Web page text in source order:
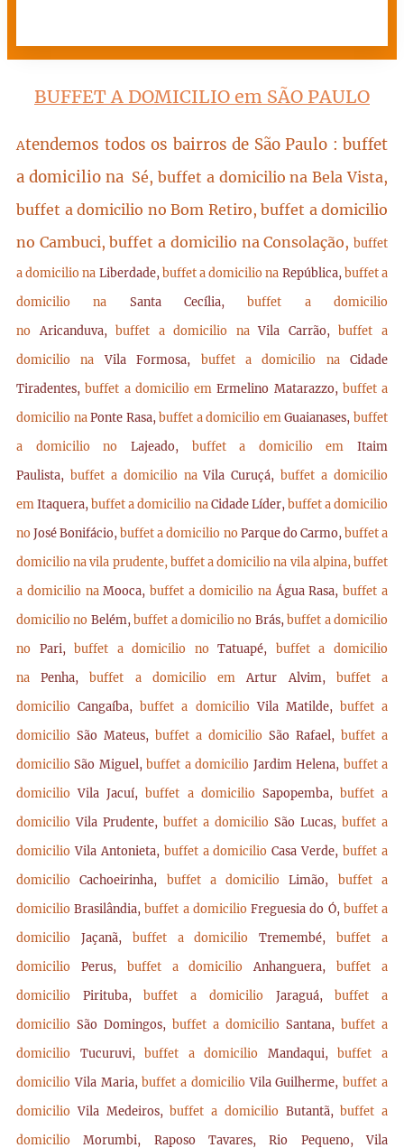
BUFFET A DOMICILIO em SÃO PAULO
Atendemos todos os bairros de São Paulo : buffet
a domicilio na Sé, buffet a domicilio na Bela Vista,
buffet a domicilio no Bom Retiro, buffet a domicilio
no Cambuci, buffet a domicilio na Consolação, buffet
a domicilio na Liberdade, buffet a domicilio na República, buffet a
domicilio na Santa Cecília,buffet a domicilio
no Aricanduva,buffet a domicilio naVila Carrão,buffet a
domicilio naVila Formosa, buffet a domicilio na Cidade
Tiradentes,buffet a domicilio emErmelino Matarazzo, buffet a
domicilio naPonte Rasa,buffet a domicilio emGuaianases,buffet
a domicilio no Lajeado, buffet a domicilio em Itaim
Paulista, buffet a domicilio naVila Curuçá,buffet a domicilio
emItaquera,buffet a domicilio na Cidade Líder, buffet a domicilio
noJosé Bonifácio,buffet a domicilio noParque do Carmo, buffet a
domicilio na vila prudente, buffet a domicilio na vila alpina, buffet
a domicilio naMooca,buffet a domicilio na Água Rasa,buffet a
domicilio no Belém,buffet a domicilio no Brás,buffet a domicilio
no Pari,buffet a domicilio noTatuapé, buffet a domicilio
naPenha,buffet a domicilio emArtur Alvim, buffet a
domicilioCangaíba,buffet a domicilioVila Matilde, buffet a
domicilio São Mateus, buffet a domicilio São Rafael, buffet a
domicilioSão Miguel,buffet a domicilio Jardim Helena, buffet a
domicilioVila Jacuí,buffet a domicilio Sapopemba, buffet a
domicilioVila Prudente, buffet a domicilio São Lucas, buffet a
domicilioVila Antonieta, buffet a domicilioCasa Verde,buffet a
domicilioCachoeirinha, buffet a domicilioLimão, buffet a
domicilioBrasilândia,buffet a domicilioFreguesia do Ó, buffet a
domicilio Jaçanã, buffet a domicilioTremembé,buffet a
domicilio Perus, buffet a domicilioAnhanguera,buffet a
domicilio Pirituba,buffet a domicilio Jaraguá,buffet a
domicilio São Domingos, buffet a domicilio Santana, buffet a
domicilio Tucuruvi,buffet a domicilio Mandaqui,buffet a
domicilioVila Maria,buffet a domicilioVila Guilherme,buffet a
domicilioVila Medeiros,buffet a domicilio Butantã,buffet a
domicilioMorumbi, Raposo Tavares, Rio Pequeno, Vila